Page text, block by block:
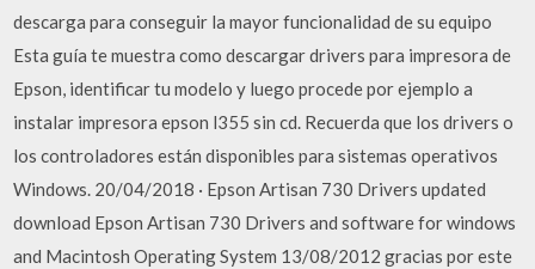
descarga para conseguir la mayor funcionalidad de su equipo
Esta guía te muestra como descargar drivers para impresora de
Epson, identificar tu modelo y luego procede por ejemplo a
instalar impresora epson l355 sin cd. Recuerda que los drivers o
los controladores están disponibles para sistemas operativos
Windows. 20/04/2018 · Epson Artisan 730 Drivers updated
download Epson Artisan 730 Drivers and software for windows
and Macintosh Operating System 13/08/2012 gracias por este